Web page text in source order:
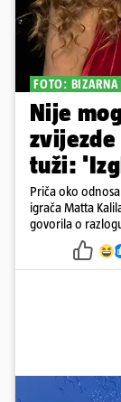
FOTO: BIZARNA
Nije
tuži:
Priča oko
igrača Matta
govorila o
prešla granicu